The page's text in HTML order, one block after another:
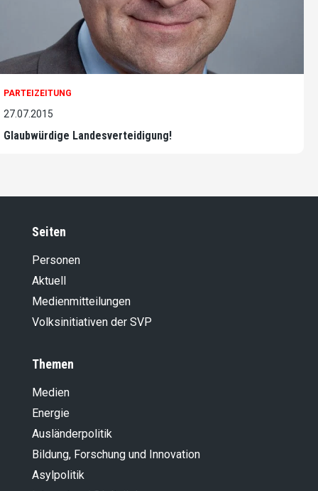
PARTEIZEITUNG
27.07.2015
Glaubwürdige Landesverteidigung!
Seiten
Personen
Aktuell
Medienmitteilungen
Volksinitiativen der SVP
Themen
Medien
Energie
Ausländer­politik
Bildung, Forschung und Innovation
Asylpolitik